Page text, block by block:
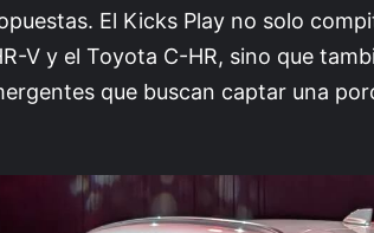
El Kicks Play no solo
V y el Toyota C-HR, sino que
que buscan captar una